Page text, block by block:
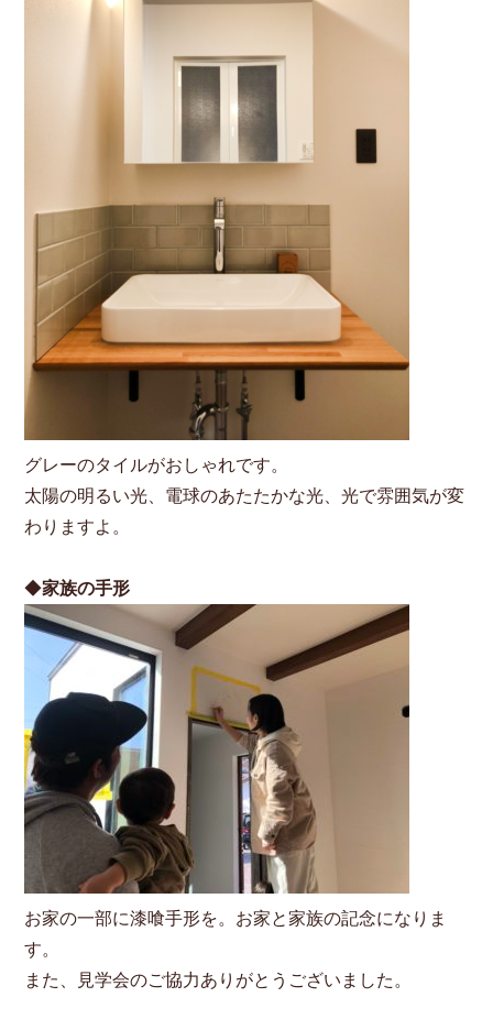
グレーのタイルがおしゃれです。
太陽の明るい光、電球のあたたかな光、光で雰囲気が変
わりますよ。
◆家族の手形
お家の一部に漆喰手形を。お家と家族の記念になりま
す。
また、見学会のご協力ありがとうございました。